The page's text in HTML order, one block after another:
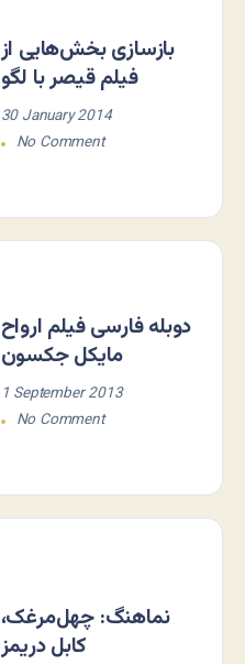
بازسازی بخش‌هایی از
فیلم قیصر با لگو
30 January 2014
No Comment
دوبله فارسی فیلم ارواح
مایکل جکسون
1 September 2013
No Comment
نماهنگ: چهل‌مرغک،
کابل دریمز